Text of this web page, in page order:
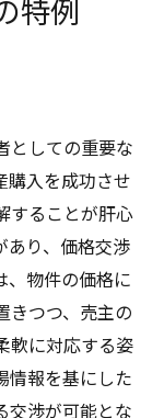
特例
としての重要な
購入を成功させ
することが肝心
あり、価格交渉
、物件の価格に
きつつ、売主の
軟に対応する姿
情報を基にした
交渉が可能とな